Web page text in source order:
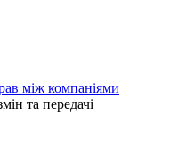
та передачі